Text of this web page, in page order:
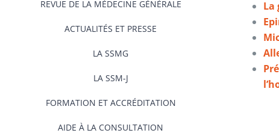
REVUE DE LA MÉDECINE GÉNÉRALE
ACTUALITÉS ET PRESSE
LA SSMG
LA SSM-J
FORMATION ET ACCRÉDITATION
AIDE À LA CONSULTATION
La